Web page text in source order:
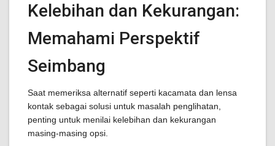
Kelebihan dan Kekurangan:
Memahami Perspektif
Seimbang
Saat memeriksa alternatif seperti kacamata dan lensa
kontak sebagai solusi untuk masalah penglihatan,
penting untuk menilai kelebihan dan kekurangan
masing-masing opsi.